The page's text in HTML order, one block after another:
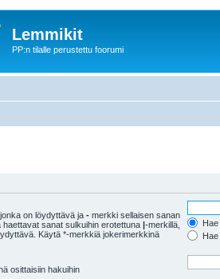
Lemmikit
PP:n tilalle perustettu foorumi
on löydyttävä ja - merkki sellaisen sanan
sanat sulkuihin erotettuna |-merkillä,
Käytä *-merkkiä jokerimerkkinä
osittaisiin hakuihin